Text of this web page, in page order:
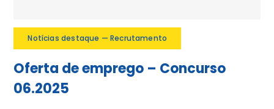
Notícias destaque — Recrutamento
Oferta de emprego – Concurso
06.2025